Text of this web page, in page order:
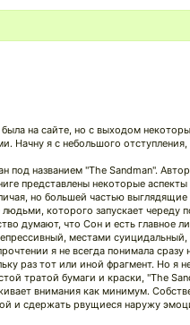
на сайте, но с выходом
Начну я с небольшого
под названием "The Sandman".
представлены некоторые
но большей частью выглядящие
которого запускает
думают, что Сон и есть главное
местами
я не всегда понимала сразу
раз тот или иной фрагмент. Но я
тратой бумаги и краски, "The
внимания как минимум.
и сдержать рвущиеся наружу